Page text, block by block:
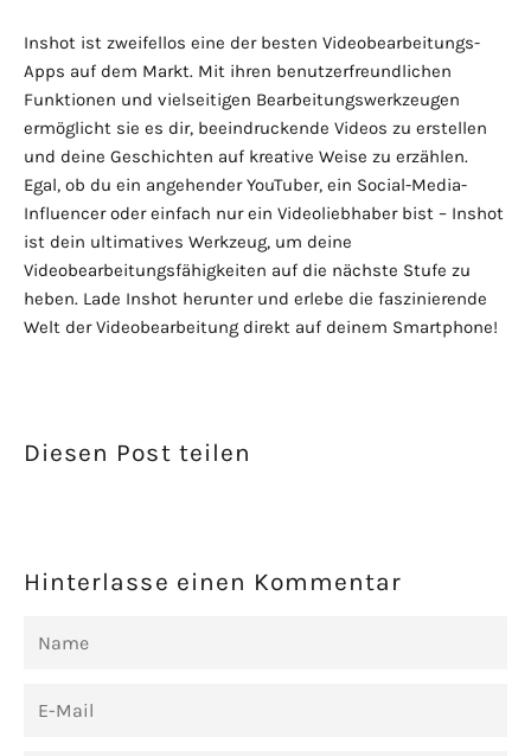
Inshot ist zweifellos eine der besten Videobearbeitungs-
Apps auf dem Markt. Mit ihren benutzerfreundlichen
Funktionen und vielseitigen Bearbeitungswerkzeugen
ermöglicht sie es dir, beeindruckende Videos zu erstellen
und deine Geschichten auf kreative Weise zu erzählen.
Egal, ob du ein angehender YouTuber, ein Social-Media-
Influencer oder einfach nur ein Videoliebhaber bist – Inshot
ist dein ultimatives Werkzeug, um deine
Videobearbeitungsfähigkeiten auf die nächste Stufe zu
heben. Lade Inshot herunter und erlebe die faszinierende
Welt der Videobearbeitung direkt auf deinem Smartphone!
Diesen Post teilen
Hinterlasse einen Kommentar